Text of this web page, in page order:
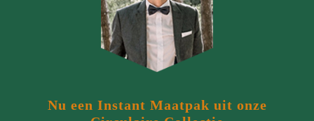
Nu een Instant Maatpak uit onze